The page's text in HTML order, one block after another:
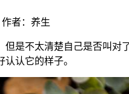
作者：养生
不太清楚自己是否叫对
认它的样子。